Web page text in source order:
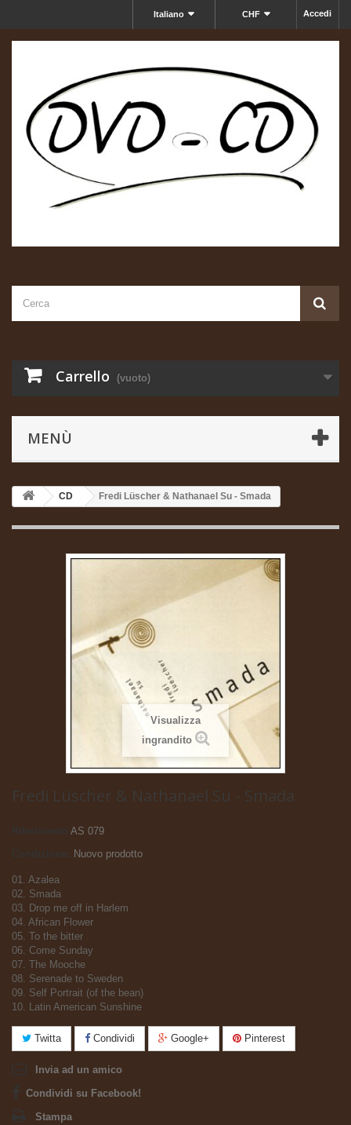
Accedi
CHF
Italiano
Carrello (vuoto)
MENÙ
CD Fredi Lüscher & Nathanael Su - Smada
Visualizza
ingrandito
Fredi Lüscher & Nathanael Su - Smada
Riferimento
AS 079
Nuovo prodotto
01. Azalea
02. Smada
03. Drop me off in Harlem
04. African Flower
05. To the bitter
06. Come Sunday
07. The Mooche
08. Serenade to Sweden
09. Self Portrait (of the bean)
10. Latin American Sunshine
Twitta Condividi Google+ Pinterest
Invia ad un amico
Condividi su Facebook!
Stampa